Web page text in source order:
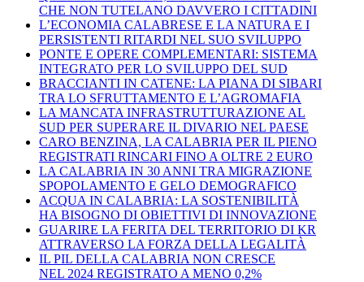
CHE NON TUTELANO DAVVERO I CITTADINI
L’ECONOMIA CALABRESE E LA NATURA E I
PERSISTENTI RITARDI NEL SUO SVILUPPO
PONTE E OPERE COMPLEMENTARI: SISTEMA
INTEGRATO PER LO SVILUPPO DEL SUD
BRACCIANTI IN CATENE: LA PIANA DI SIBARI
TRA LO SFRUTTAMENTO E L’AGROMAFIA
LA MANCATA INFRASTRUTTURAZIONE AL
SUD PER SUPERARE IL DIVARIO NEL PAESE
CARO BENZINA, LA CALABRIA PER IL PIENO
REGISTRATI RINCARI FINO A OLTRE 2 EURO
LA CALABRIA IN 30 ANNI TRA MIGRAZIONE
SPOPOLAMENTO E GELO DEMOGRAFICO
ACQUA IN CALABRIA: LA SOSTENIBILITÀ
HA BISOGNO DI OBIETTIVI DI INNOVAZIONE
GUARIRE LA FERITA DEL TERRITORIO DI KR
ATTRAVERSO LA FORZA DELLA LEGALITÀ
IL PIL DELLA CALABRIA NON CRESCE
NEL 2024 REGISTRATO A MENO 0,2%